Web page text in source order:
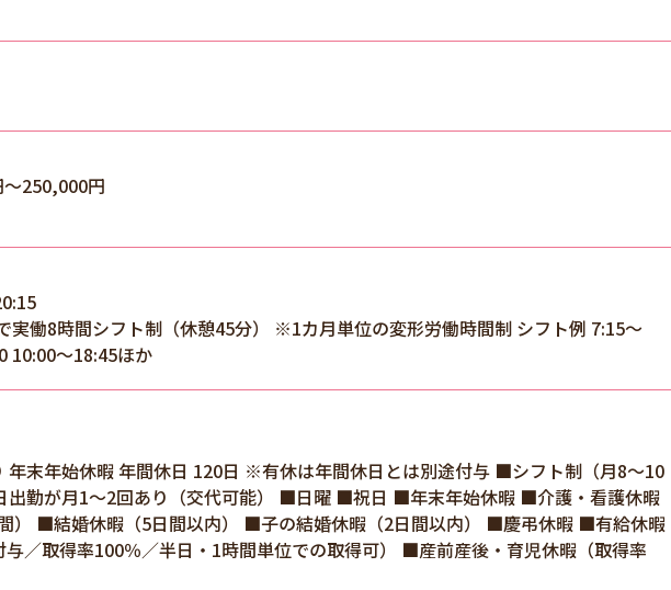
250,000円
実働8時間シフト制（休憩45分） ※1カ月単位の変形労働時間制 シフト例 7:15～
10:00～18:45ほか
年末年始休暇 年間休日 120日 ※有休は年間休日とは別途付与 ■シフト制（月8～10
出勤が月1～2回あり（交代可能） ■日曜 ■祝日 ■年末年始休暇 ■介護・看護休暇
） ■結婚休暇（5日間以内） ■子の結婚休暇（2日間以内） ■慶弔休暇 ■有給休暇
与／取得率100％／半日・1時間単位での取得可） ■産前産後・育児休暇（取得率